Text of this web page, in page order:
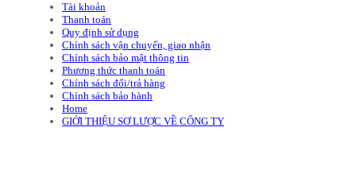
Tài khoản
Thanh toán
Quy định sử dụng
Chính sách vận chuyển, giao nhận
Chính sách bảo mật thông tin
Phương thức thanh toán
Chính sách đổi/trả hàng
Chính sách bảo hành
Home
GIỚI THIỆU SƠ LƯỢC VỀ CÔNG TY